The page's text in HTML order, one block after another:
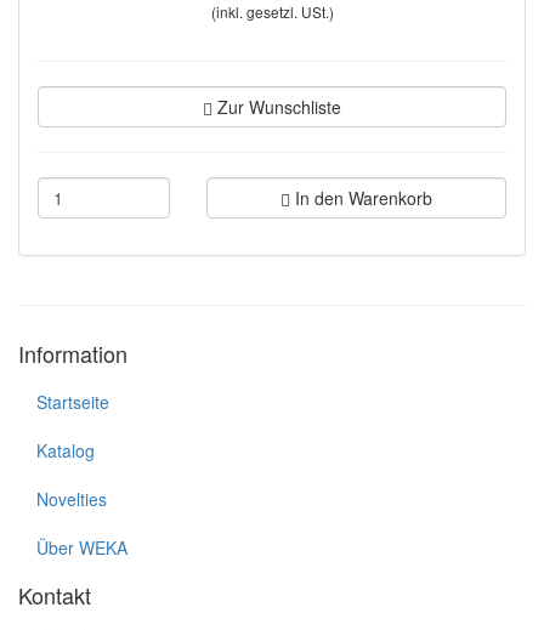
(inkl. gesetzl. USt.)
Zur Wunschliste
In den Warenkorb
Information
Startseite
Katalog
Novelties
Über WEKA
Kontakt